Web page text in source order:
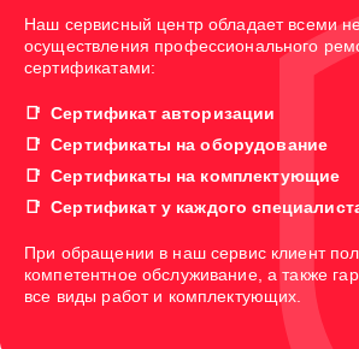
Наш сервисный центр обладает всеми
осуществления профессионального
сертификатами:
Сертификат авторизации
Сертификаты на оборудование
Сертификаты на комплектующие
Сертификат у каждого
При обращении в наш сервис клиент
компетентное обслуживание, а также
все виды работ и комплектующих.